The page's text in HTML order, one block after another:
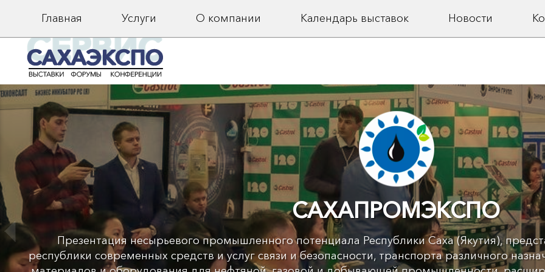
Телефон для справок: 8 (4112) 42-24-02
Главная Услуги О компании Календарь выставок Новости
представление и продвижение на рынок
назначения, продвижение новых технологий,
Презентация
республики современных